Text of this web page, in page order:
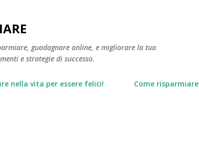
guadagnare online, e migliorare la tua
e strategie di successo.
nella vita per essere felici! Come